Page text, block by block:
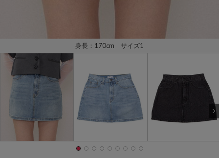
身長：170cm サイズ1